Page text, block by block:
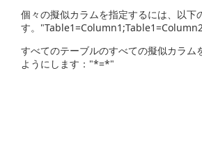
個々の擬似カラムを指定するには、以下
す。
すべてのテーブルのすべての擬似カラム
ようにします："*=*"